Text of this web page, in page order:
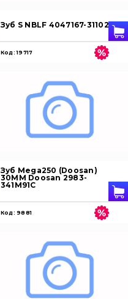
Зуб S NBLF 4047167-31102
Код: 19717
Зуб Mega250 (Doosan)
30ММ Doosan 2983-
341M91C
Код: 9881